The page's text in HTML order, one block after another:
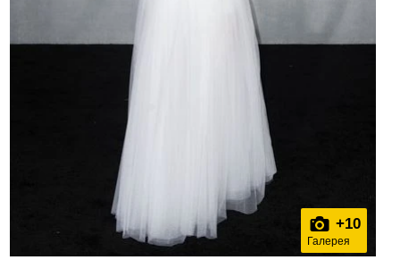
+10
Галерея